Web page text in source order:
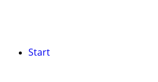
Start